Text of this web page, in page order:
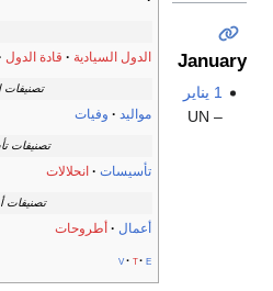
الدول السيادية قادة الدول
تصنيفات
مواليد وفيات
تصنيفات
تأسيسات انحلالات
تصنيفات
أعمال أطروحات
v t e
January
1 يناير
– UN